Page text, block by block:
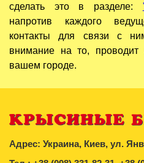
сделать это в разделе:
напротив каждого
контакты для связи с
внимание на то,
вашем городе.
Адрес: Украина, Киев, ул.